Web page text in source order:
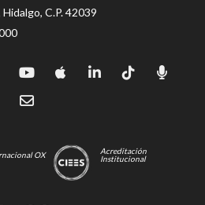
C.P. 42039
OX
Acreditación
Institucional